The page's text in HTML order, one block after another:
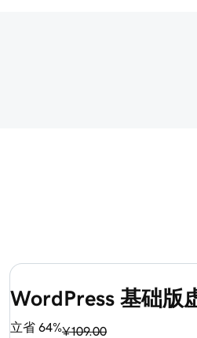
WordPress 基础版
立省 64%¥109.00